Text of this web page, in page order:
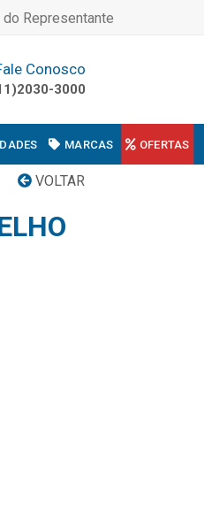
do Representante
Conosco
3000
MARCAS OFERTAS
VOLTAR